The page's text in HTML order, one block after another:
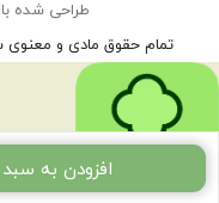
افزودن به سبد
طراحی شده
تمام حقوق مادی و معنوی